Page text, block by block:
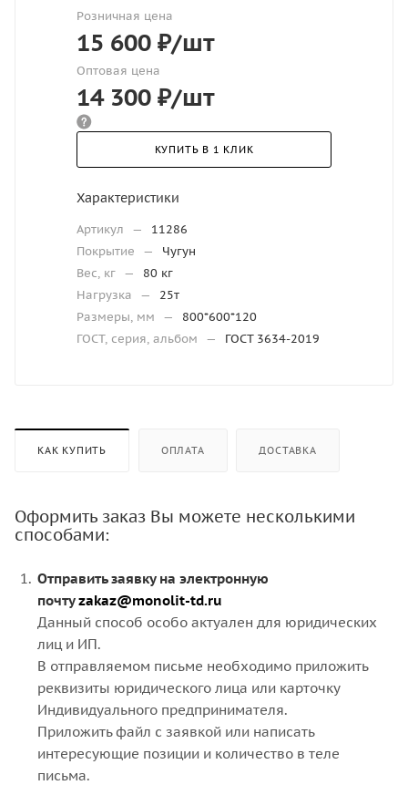
Розничная цена
15 600 ₽/шт
Оптовая цена
14 300 ₽/шт
КУПИТЬ В 1 КЛИК
Характеристики
Артикул —
11286
Покрытие
—
Чугун
Вес, кг —
80 кг
Нагрузка
—
25т
Размеры, мм
—
800*600*120
ГОСТ, серия, альбом
— ГОСТ 3634-2019
КАК КУПИТЬ ОПЛАТА ДОСТАВКА
Оформить заказ Вы можете несколькими
способами:
Отправить заявку на электронную
почтуzakaz@monolit-td.ru
Данный способ особо актуален для юридических
лиц и ИП.
В отправляемом письме необходимо приложить
реквизиты юридического лица или карточку
Индивидуального предпринимателя.
Приложить файл с заявкой или написать
интересующие позиции и количество в теле
письма.